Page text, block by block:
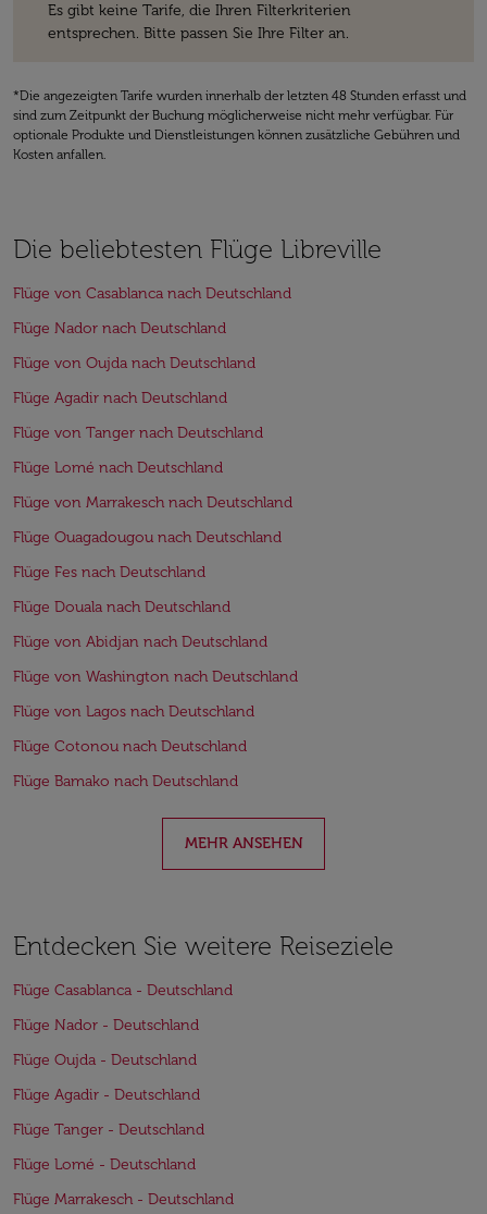
Es gibt keine Tarife, die Ihren Filterkriterien
entsprechen. Bitte passen Sie Ihre Filter an.
*Die angezeigten Tarife wurden innerhalb der letzten 48 Stunden erfasst und
sind zum Zeitpunkt der Buchung möglicherweise nicht mehr verfügbar. Für
optionale Produkte und Dienstleistungen können zusätzliche Gebühren und
Kosten anfallen.
Die beliebtesten Flüge Libreville
Flüge von Casablanca nach Deutschland
Flüge Nador nach Deutschland
Flüge von Oujda nach Deutschland
Flüge Agadir nach Deutschland
Flüge von Tanger nach Deutschland
Flüge Lomé nach Deutschland
Flüge von Marrakesch nach Deutschland
Flüge Ouagadougou nach Deutschland
Flüge Fes nach Deutschland
Flüge Douala nach Deutschland
Flüge von Abidjan nach Deutschland
Flüge von Washington nach Deutschland
Flüge von Lagos nach Deutschland
Flüge Cotonou nach Deutschland
Flüge Bamako nach Deutschland
MEHR ANSEHEN
Entdecken Sie weitere Reiseziele
Flüge Casablanca - Deutschland
Flüge Nador - Deutschland
Flüge Oujda - Deutschland
Flüge Agadir - Deutschland
Flüge Tanger - Deutschland
Flüge Lomé - Deutschland
Flüge Marrakesch - Deutschland